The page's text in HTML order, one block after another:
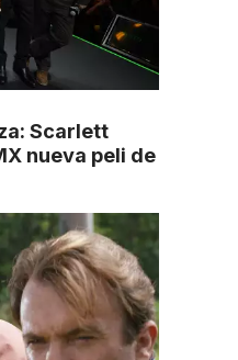
Scarlett
nueva peli de